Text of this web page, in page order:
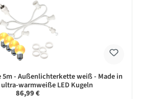
- Außenlichterkette weiß - Made in
ultra-warmweiße LED Kugeln
Regulärer Preis:
86,99 €